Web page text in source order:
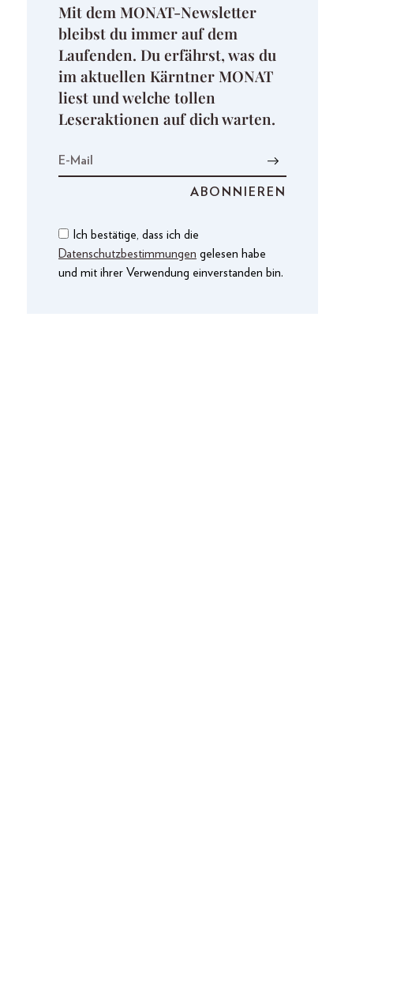
Mit dem MONAT-Newsletter
bleibst du immer auf dem
Laufenden. Du erfährst, was du
im aktuellen Kärntner MONAT
liest und welche tollen
Leseraktionen auf dich warten.
Ich bestätige, dass ich die
Datenschutzbestimmungen gelesen habe
und mit ihrer Verwendung einverstanden bin.